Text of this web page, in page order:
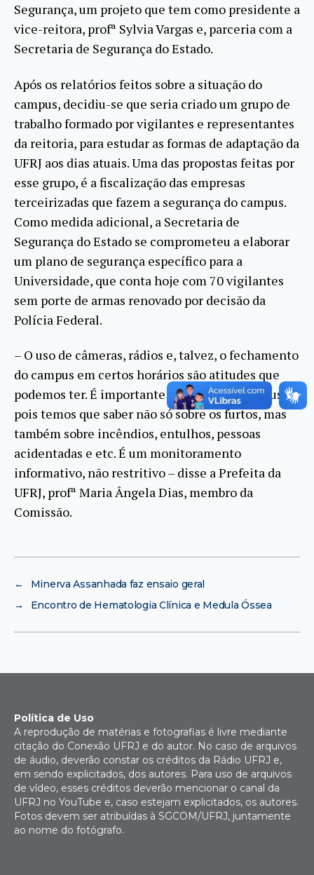
Segurança, um projeto que tem como presidente a
vice-reitora, profª Sylvia Vargas e, parceria com a
Secretaria de Segurança do Estado.
Após os relatórios feitos sobre a situação do
campus, decidiu-se que seria criado um grupo de
trabalho formado por vigilantes e representantes
da reitoria, para estudar as formas de adaptação da
UFRJ aos dias atuais. Uma das propostas feitas por
esse grupo, é a fiscalização das empresas
terceirizadas que fazem a segurança do campus.
Como medida adicional, a Secretaria de
Segurança do Estado se comprometeu a elaborar
um plano de segurança específico para a
Universidade, que conta hoje com 70 vigilantes
sem porte de armas renovado por decisão da
Polícia Federal.
– O uso de câmeras, rádios e, talvez, o fechamento
do campus em certos horários são atitudes que
podemos ter. É importante monitorar o campus
pois temos que saber não só sobre os furtos, mas
também sobre incêndios, entulhos, pessoas
acidentadas e etc. É um monitoramento
informativo, não restritivo – disse a Prefeita da
UFRJ, profª Maria Ângela Dias, membro da
Comissão.
←
Minerva Assanhada faz ensaio geral
→
Encontro de Hematologia Clínica e Medula Óssea
Política de Uso
A reprodução de matérias e fotografias é livre mediante
citação do Conexão UFRJ e do autor. No caso de arquivos
de áudio, deverão constar os créditos da Rádio UFRJ e,
em sendo explicitados, dos autores. Para uso de arquivos
de vídeo, esses créditos deverão mencionar o canal da
UFRJ no YouTube e, caso estejam explicitados, os autores.
Fotos devem ser atribuídas à SGCOM/UFRJ, juntamente
ao nome do fotógrafo.